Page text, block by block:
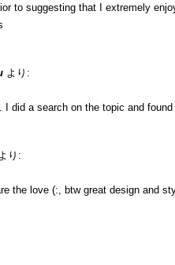
to suggesting that I extremely
より:
I did a search on the topic and
より:
the love (:, btw great design and